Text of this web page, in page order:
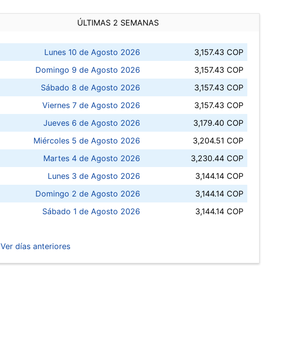
ÚLTIMAS 2 SEMANAS
Lunes 10 de Agosto 2026
3,157.43 COP
Domingo 9 de Agosto 2026
3,157.43 COP
Sábado 8 de Agosto 2026
3,157.43 COP
Viernes 7 de Agosto 2026
3,157.43 COP
Jueves 6 de Agosto 2026
3,179.40 COP
Miércoles 5 de Agosto 2026
3,204.51 COP
Martes 4 de Agosto 2026
3,230.44 COP
Lunes 3 de Agosto 2026
3,144.14 COP
Domingo 2 de Agosto 2026
3,144.14 COP
Sábado 1 de Agosto 2026
3,144.14 COP
Ver días anteriores